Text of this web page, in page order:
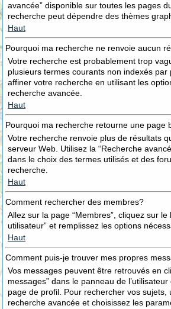
avancée” disponible sur toutes les pages
recherche peut dépendre des thèmes
Haut
Pourquoi ma recherche ne renvoie aucun
Votre recherche est probablement trop
plusieurs termes courants non indexés par
affiner votre recherche en utilisant les
recherche avancée.
Haut
Pourquoi ma recherche retourne une page
Votre recherche renvoie plus de résultats
serveur Web. Utilisez la “Recherche
dans le choix des termes utilisés et des
recherche.
Haut
Comment rechercher des membres?
Allez sur la page “Membres”, cliquez sur le
utilisateur” et remplissez les options
Haut
Comment puis-je trouver mes propres
Vos messages peuvent être retrouvés en
messages” dans le panneau de
page de profil. Pour rechercher vos sujets,
recherche avancée et choisissez les